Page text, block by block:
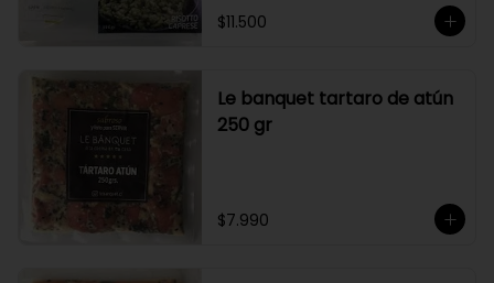
$11.500
Le banquet tartaro de atún
250 gr
$7.990